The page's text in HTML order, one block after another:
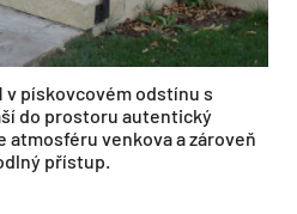
v pískovcovém odstínu s
do prostoru autentický
venkova a zároveň
přístup.